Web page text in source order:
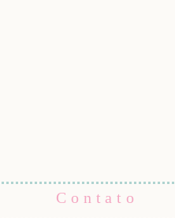
Contato